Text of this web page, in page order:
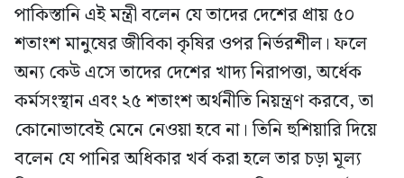
পাকিস্তানি এই মন্ত্রী বলেন যে তাদের দেশের প্রায় ৫০
শতাংশ মানুষের জীবিকা কৃষির ওপর নির্ভরশীল। ফলে
অন্য কেউ এসে তাদের দেশের খাদ্য নিরাপত্তা, অর্ধেক
কর্মসংস্থান এবং ২৫ শতাংশ অর্থনীতি নিয়ন্ত্রণ করবে, তা
কোনোভাবেই মেনে নেওয়া হবে না। তিনি হুশিয়ারি দিয়ে
বলেন যে পানির অধিকার খর্ব করা হলে তার চড়া মূল্য